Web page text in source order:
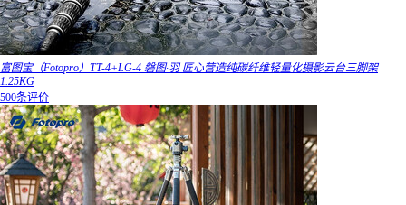
富图宝（Fotopro）TT-4+LG-4 磐图·羽 匠心营造纯碳纤维轻量化摄影云台三脚架
1.25KG
500条评价